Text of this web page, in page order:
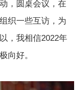
，圆桌会议，在
织一些互访，为
，我相信2022年
向好。